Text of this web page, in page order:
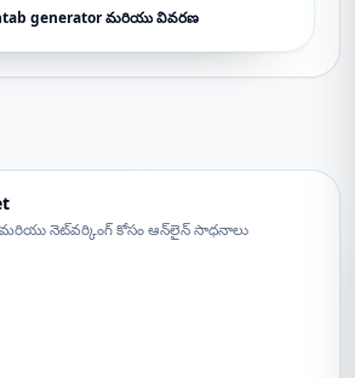
generator మరియు వివరణ
నెట్‌వర్కింగ్ కోసం ఆన్‌లైన్ సాధనాలు